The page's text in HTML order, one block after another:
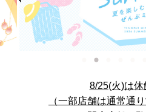
8/25(火)は休
（一部店舗は通常通